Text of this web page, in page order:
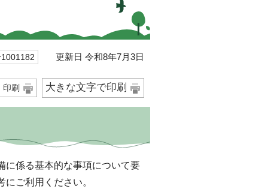
更新日 令和8年7月3日
印刷 大きな文字で印刷
係る基本的な事項について要
ご利用ください。